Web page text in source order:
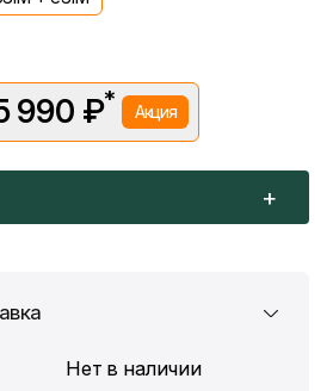
990 ₽* Акция
₽. Подробности уточняйте у
Нет в наличии